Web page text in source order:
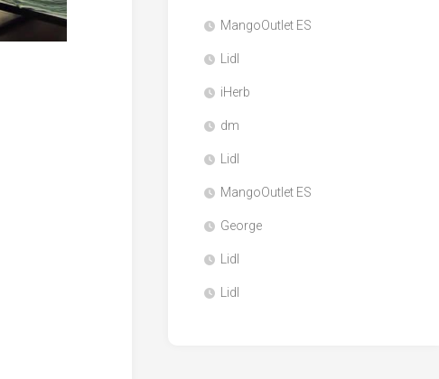
MangoOutlet ES
Lidl
iHerb
dm
Lidl
MangoOutlet ES
George
Lidl
Lidl